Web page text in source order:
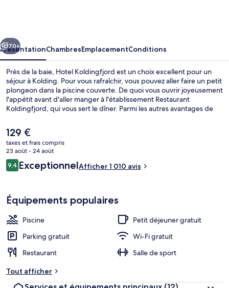
Suivant
70+
PrésentationChambresEmplacementConditions
Près de la baie, Hotel Koldingfjord est un choix excellent pour un
séjour à Kolding. Pour vous rafraîchir, vous pouvez aller faire un petit
plongeon dans la piscine couverte. De quoi vous ouvrir joyeusement
l'appétit avant d'aller manger à l'établissement Restaurant
Koldingfjord, qui vous sert le dîner. Parmi les autres avantages de
sauna, l'idéal pour des vacances sans soucis. Les autres voyageurs
ne tarissent pas d'éloges en ce qui concerne le personnel
attentionné.
Le
prix
actuel
est
de
129 €
taxes et frais compris
23 août - 24 août
Avis
voyageurs
9,49,4 sur 10
ExceptionnelAfficher 1 010 avis
Équipements populaires
Piscine
Petit déjeuner gratuit
Parking gratuit
Wi-Fi gratuit
Restaurant
Salle de sport
Tout afficher